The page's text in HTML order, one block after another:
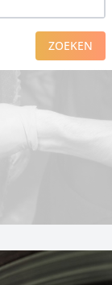
ZOEKEN